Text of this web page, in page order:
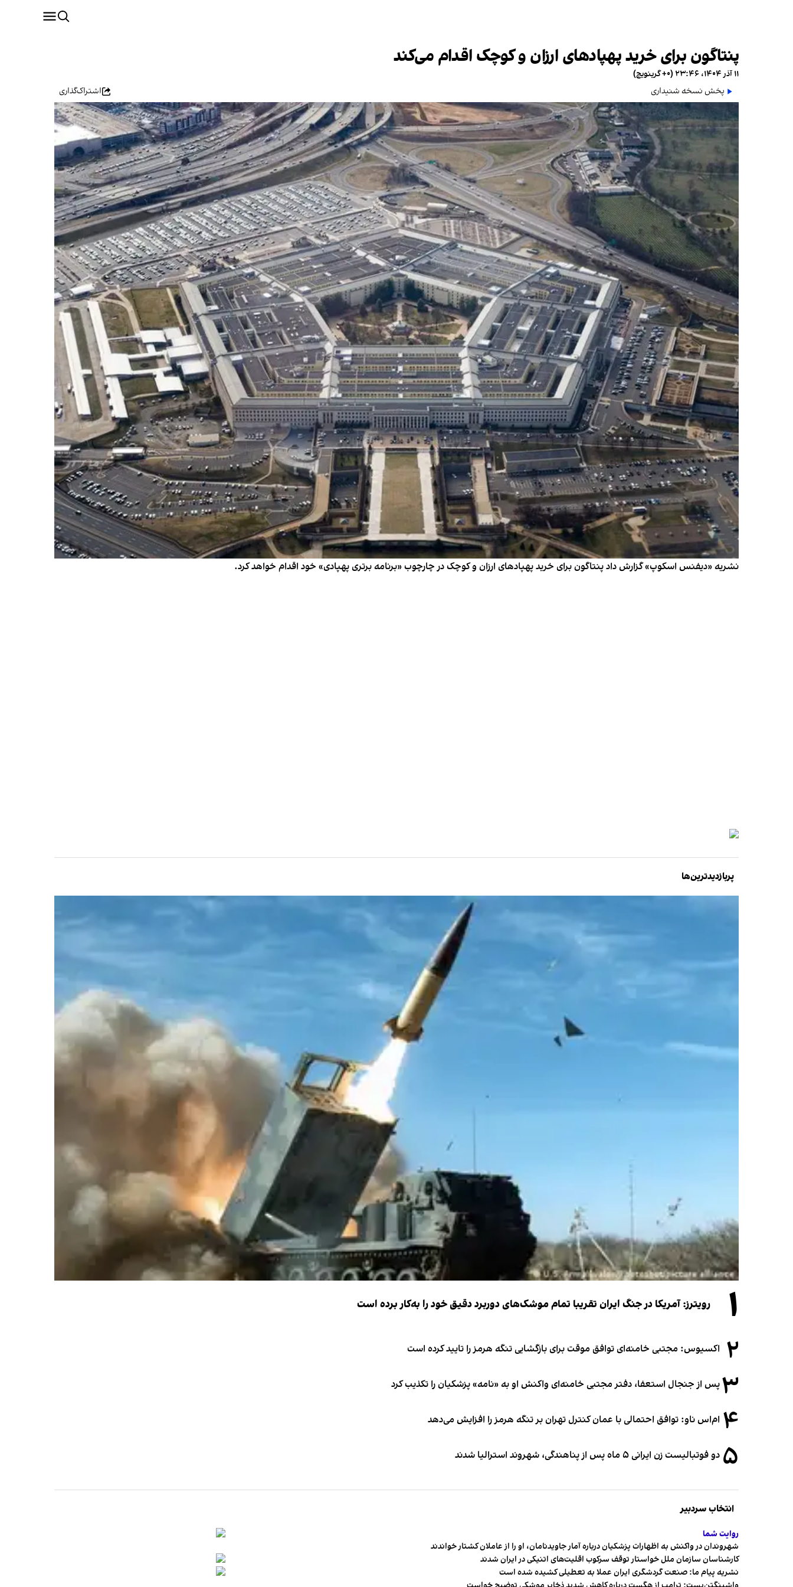
پنتاگون برای خرید پهپادهای ارزان و کوچک اقدام می‌کند
۱۱ آذر ۱۴۰۴، ۲۳:۴۶ (‎+۰ گرینویچ)
پخش نسخه شنیداری
اشتراک‌گذاری
نشریه «دیفنس اسکوپ» گزارش داد پنتاگون برای خرید پهپادهای ارزان و کوچک در چارچوب «برنامه برتری پهپادی» خود اقدام خواهد کرد.
پربازدیدترین‌ها
۱ رویترز: آمریکا در جنگ ایران تقریبا تمام موشک‌های دوربرد دقیق خود را به‌کار برده است
۲ اکسیوس: مجتبی خامنه‌ای توافق موقت برای بازگشایی تنگه هرمز را تایید کرده است
۳پس از جنجال استعفا، دفتر مجتبی خامنه‌ای واکنش او به «نامه» پزشکیان را تکذیب کرد
۴ ام‌اس ناو: توافق احتمالی با عمان کنترل تهران بر تنگه هرمز را افزایش می‌دهد
۵ دو فوتبالیست زن ایرانی ۵ ماه پس از پناهندگی، شهروند استرالیا شدند
انتخاب سردبیر
روایت شما
شهروندان در واکنش به اظهارات پزشکیان درباره آمار جاویدنامان، او را از عاملان کشتار خواندند
کارشناسان سازمان ملل خواستار توقف سرکوب اقلیت‌های اتنیکی در ایران شدند
نشریه پیام ما: صنعت گردشگری ایران عملا به تعطیلی کشیده شده است